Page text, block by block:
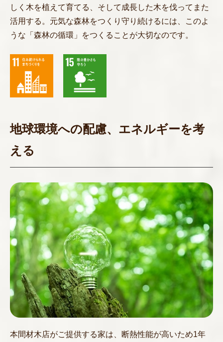
しく木を植えて育てる、そして成長した木を伐ってまた
活用する。元気な森林をつくり守り続けるには、このよ
うな「森林の循環」をつくることが大切なのです。
地球環境への配慮、エネルギーを考
える
本間材木店がご提供する家は、断熱性能が高いため1年